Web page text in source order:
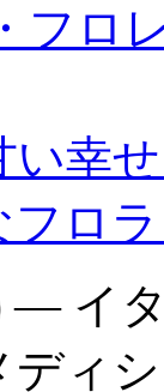
フロ
幸
フロ
イ
ディ